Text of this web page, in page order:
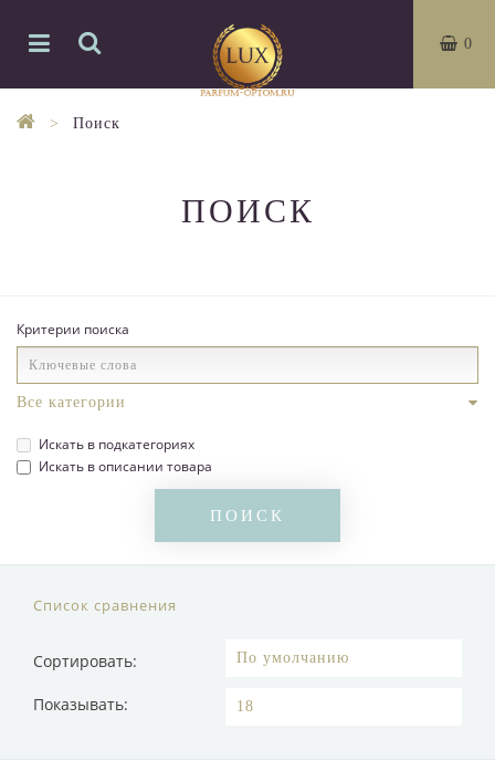
0
Поиск
ПОИСК
Критерии поиска
Искать в подкатегориях
Искать в описании товара
Список сравнения
Сортировать:
Показывать: